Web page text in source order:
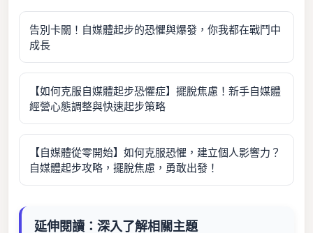
告別卡關！自媒體起步的恐懼與爆發，你我都在戰鬥中
成長
【如何克服自媒體起步恐懼症】擺脫焦慮！新手自媒體
經營心態調整與快速起步策略
【自媒體從零開始】如何克服恐懼，建立個人影響力？
自媒體起步攻略，擺脫焦慮，勇敢出發！
延伸閱讀：深入了解相關主題